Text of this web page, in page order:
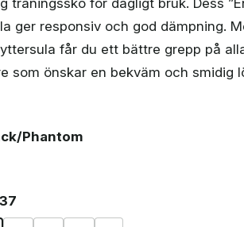
träningssko för dagligt bruk. Dess
ger responsiv och god dämpning.
får du ett bättre grepp på
som önskar en bekväm och smidig
Phantom